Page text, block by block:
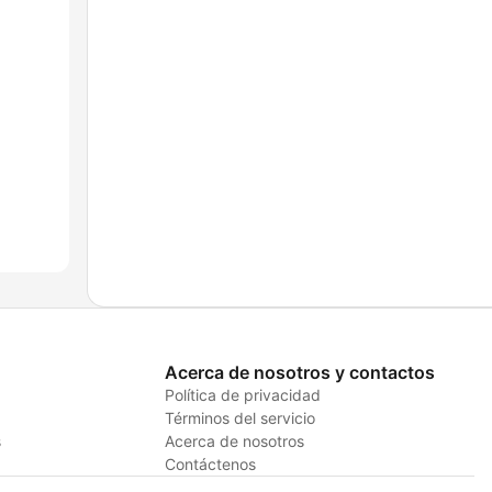
Acerca de nosotros y contactos
Política de privacidad
Términos del servicio
Acerca de nosotros
Contáctenos